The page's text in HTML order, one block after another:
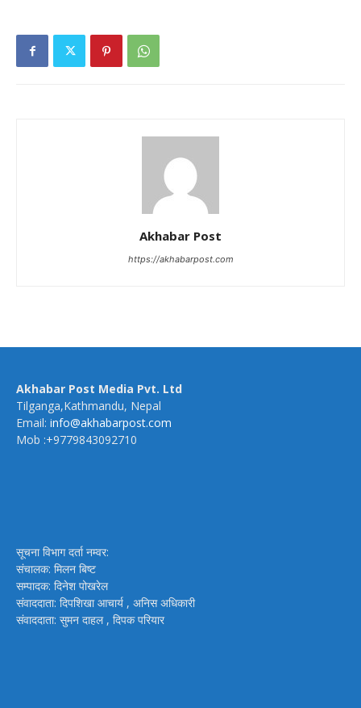
Akhabar Post
https://akhabarpost.com
Akhabar Post Media Pvt. Ltd
Tilganga,Kathmandu, Nepal
Email: info@akhabarpost.com
Mob :+9779843092710
सूचना विभाग दर्ता नम्वर:
संचालक: मिलन बिष्ट
सम्पादक: दिनेश पोखरेल
संवाददाता: दिपशिखा आचार्य , अनिस अधिकारी
संवाददाता: सुमन दाहल , दिपक परियार